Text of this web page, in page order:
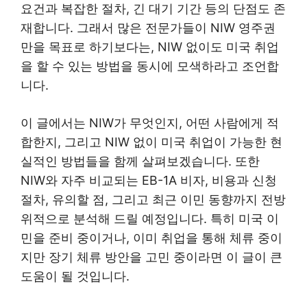
요건과 복잡한 절차, 긴 대기 기간 등의 단점도 존
재합니다. 그래서 많은 전문가들이 NIW 영주권
만을 목표로 하기보다는, NIW 없이도 미국 취업
을 할 수 있는 방법을 동시에 모색하라고 조언합
니다.
이 글에서는 NIW가 무엇인지, 어떤 사람에게 적
합한지, 그리고 NIW 없이 미국 취업이 가능한 현
실적인 방법들을 함께 살펴보겠습니다. 또한
NIW와 자주 비교되는 EB-1A 비자, 비용과 신청
절차, 유의할 점, 그리고 최근 이민 동향까지 전방
위적으로 분석해 드릴 예정입니다. 특히 미국 이
민을 준비 중이거나, 이미 취업을 통해 체류 중이
지만 장기 체류 방안을 고민 중이라면 이 글이 큰
도움이 될 것입니다.